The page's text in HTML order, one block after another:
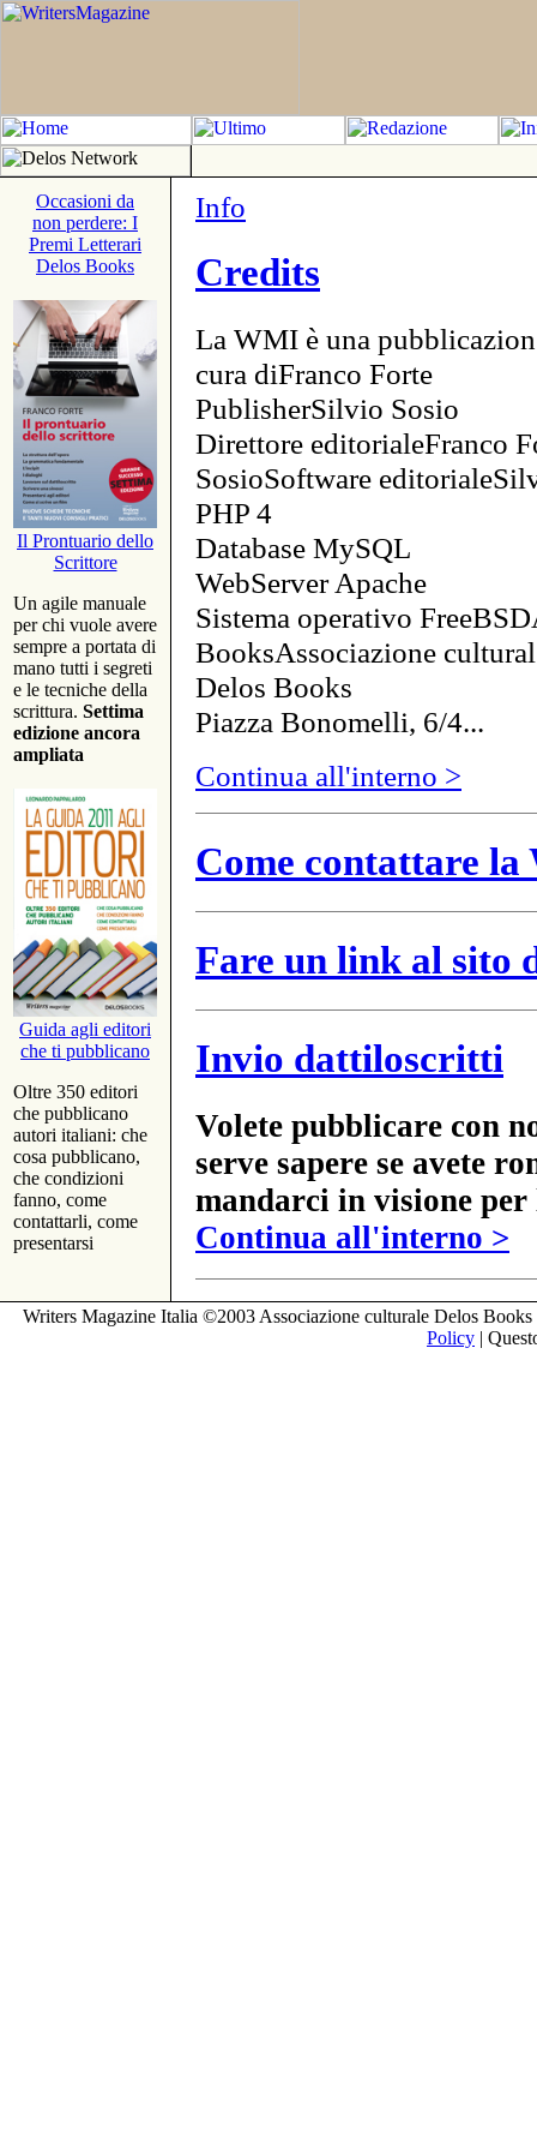
Occasioni da
non perdere: I
Premi Letterari
Delos Books
Il Prontuario dello
Scrittore
Un agile manuale
per chi vuole avere
sempre a portata di
mano tutti i segreti
e le tecniche della
scrittura. Settima
edizione ancora
ampliata
Guida agli editori
che ti pubblicano
Oltre 350 editori
che pubblicano
autori italiani: che
cosa pubblicano,
che condizioni
fanno, come
contattarli, come
presentarsi
Info
Credits
La WMI è una
cura diFranco Forte
PublisherSilvio Sosio
Direttore editorialeFranco
SosioSoftware
PHP 4
Database MySQL
WebServer Apache
Sistema operativo
BooksAssociazione
Delos Books
Piazza Bonomelli, 6/4...
Continua all'interno >
Come contattare
Fare un link al sito
Invio dattiloscritti
Volete pubblicare con
serve sapere se avete
mandarci in visione
Continua all'interno >
Writers Magazine Italia ©2003 Associazione culturale Delos
Policy |